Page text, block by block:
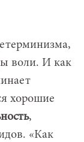
воли. И как
хорошие
,
«Как